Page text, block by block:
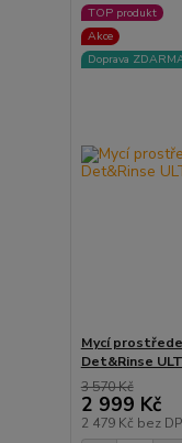
TOP produkt
Akce
Doprava
Mycí
Det&Rinse
3 570 Kč
2 999 Kč
2 479 Kč bez